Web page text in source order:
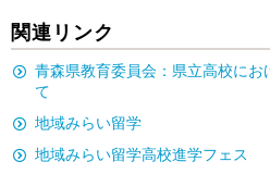
関連リンク
青森県教育委員会：県立高校に
て
地域みらい留学
地域みらい留学高校進学フェス